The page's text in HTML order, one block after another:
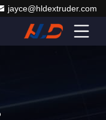
jayce@hldextruder.com